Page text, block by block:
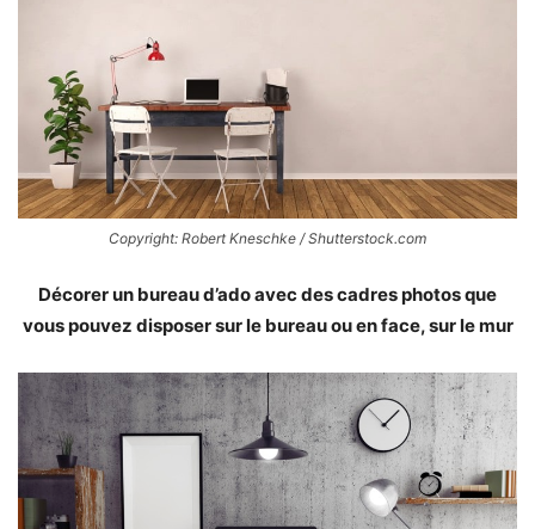
Copyright: Robert Kneschke / Shutterstock.com
Décorer un bureau d’ado avec des cadres photos que
vous pouvez disposer sur le bureau ou en face, sur le mur